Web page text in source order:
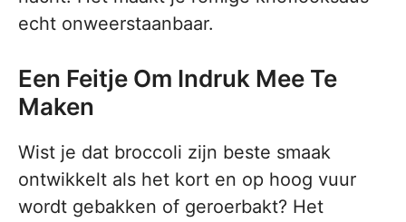
echt onweerstaanbaar.
Een Feitje Om Indruk Mee Te
Maken
Wist je dat broccoli zijn beste smaak
ontwikkelt als het kort en op hoog vuur
wordt gebakken of geroerbakt? Het